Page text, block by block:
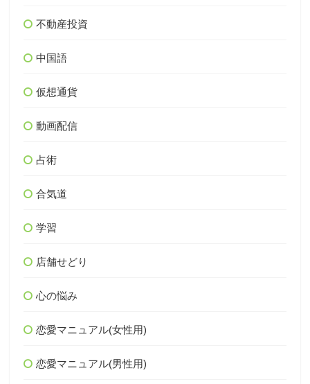
不動産投資
中国語
仮想通貨
動画配信
占術
合気道
学習
店舗せどり
心の悩み
恋愛マニュアル(女性用)
恋愛マニュアル(男性用)